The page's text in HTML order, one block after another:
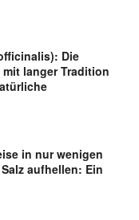
Die
langer Tradition
in nur wenigen
aufhellen: Ein